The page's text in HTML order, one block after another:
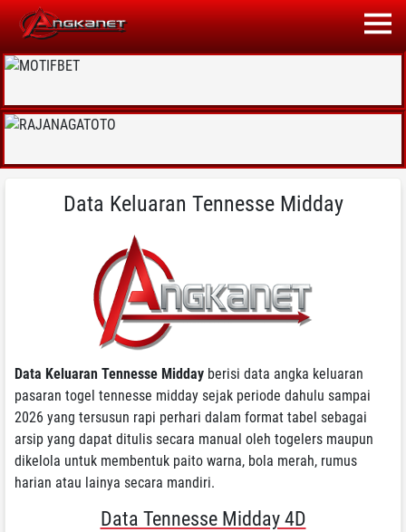
Data Keluaran Tennesse Midday
Data Keluaran Tennesse Midday berisi data angka keluaran
pasaran togel tennesse midday sejak periode dahulu sampai
2026 yang tersusun rapi perhari dalam format tabel sebagai
arsip yang dapat ditulis secara manual oleh togelers maupun
dikelola untuk membentuk paito warna, bola merah, rumus
harian atau lainya secara mandiri.
Data Tennesse Midday 4D